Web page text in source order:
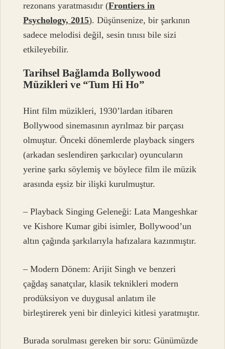
rezonans yaratmasıdır (Frontiers in
Psychology, 2015). Düşünsenize, bir şarkının
sadece melodisi değil, sesin tınısı bile sizi
etkileyebilir.
Tarihsel Bağlamda Bollywood
Müzikleri ve “Tum Hi Ho”
Hint film müzikleri, 1930’lardan itibaren
Bollywood sinemasının ayrılmaz bir parçası
olmuştur. Önceki dönemlerde playback singers
(arkadan seslendiren şarkıcılar) oyuncuların
yerine şarkı söylemiş ve böylece film ile müzik
arasında eşsiz bir ilişki kurulmuştur.
– Playback Singing Geleneği: Lata Mangeshkar
ve Kishore Kumar gibi isimler, Bollywood’un
altın çağında şarkılarıyla hafızalara kazınmıştır.
– Modern Dönem: Arijit Singh ve benzeri
çağdaş sanatçılar, klasik teknikleri modern
prodüksiyon ve duygusal anlatım ile
birleştirerek yeni bir dinleyici kitlesi yaratmıştır.
Burada sorulması gereken bir soru: Günümüzde